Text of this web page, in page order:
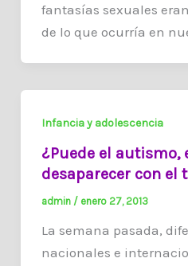
fantasías sexuales
de lo que ocurría en
Infancia y adolescencia
¿Puede el autismo,
desaparecer con el
admin / enero 27, 2013
La semana pasada,
nacionales e